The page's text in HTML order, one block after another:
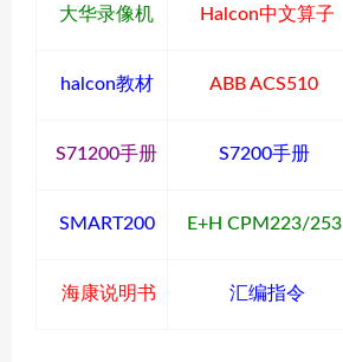
大华录像机 Halcon中文算子
halcon教材 ABB ACS510
S71200手册 S7200手册
SMART200 E+H CPM223/253
海康说明书 汇编指令